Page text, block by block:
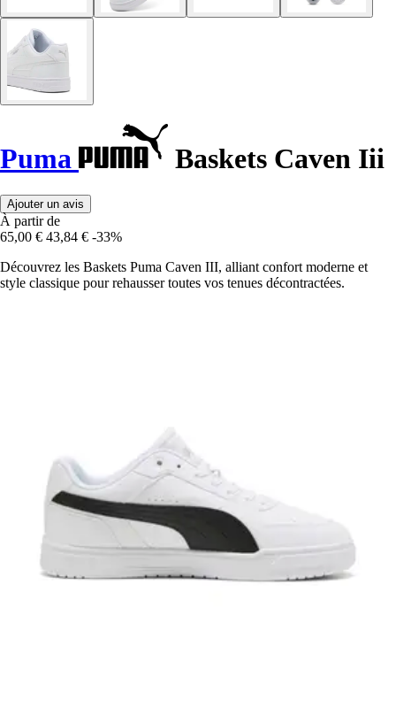
Puma Baskets Caven Iii
Ajouter un avis
À partir de
65,00 € 43,84 € -33%
Découvrez les Baskets Puma Caven III, alliant confort moderne et
style classique pour rehausser toutes vos tenues décontractées.